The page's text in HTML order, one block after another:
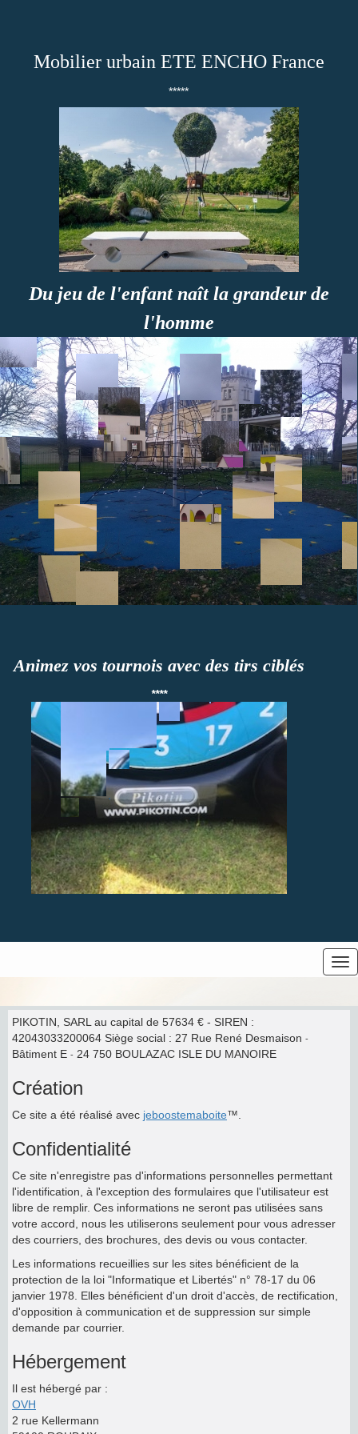
Mobilier urbain ETE ENCHO France
*****
Du jeu de l'enfant naît la grandeur de
l'homme
Animez vos tournois avec des tirs ciblés
****
PIKOTIN, SARL au capital de 57634 € - SIREN :
42043033200064 Siège social : 27 Rue René Desmaison -
Bâtiment E - 24 750 BOULAZAC ISLE DU MANOIRE
Création
Ce site a été réalisé avec jeboostemaboite™.
Confidentialité
Ce site n'enregistre pas d'informations personnelles permettant
l'identification, à l'exception des formulaires que l'utilisateur est
libre de remplir. Ces informations ne seront pas utilisées sans
votre accord, nous les utiliserons seulement pour vous adresser
des courriers, des brochures, des devis ou vous contacter.
Les informations recueillies sur les sites bénéficient de la
protection de la loi "Informatique et Libertés" n° 78-17 du 06
janvier 1978. Elles bénéficient d'un droit d'accès, de rectification,
d'opposition à communication et de suppression sur simple
demande par courrier.
Hébergement
Il est hébergé par :
OVH
2 rue Kellermann